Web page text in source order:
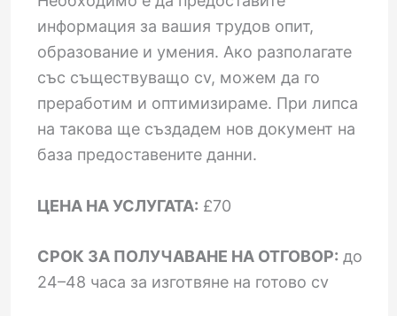
информация за вашия трудов опит,
образование и умения. Ако разполагате
със съществуващо cv, можем да го
преработим и оптимизираме. При липса
на такова ще създадем нов документ на
база предоставените данни.
ЦЕНА НА УСЛУГАТА: £70
СРОК ЗА ПОЛУЧАВАНЕ НА ОТГОВОР: до
24–48 часа за изготвяне на готово cv